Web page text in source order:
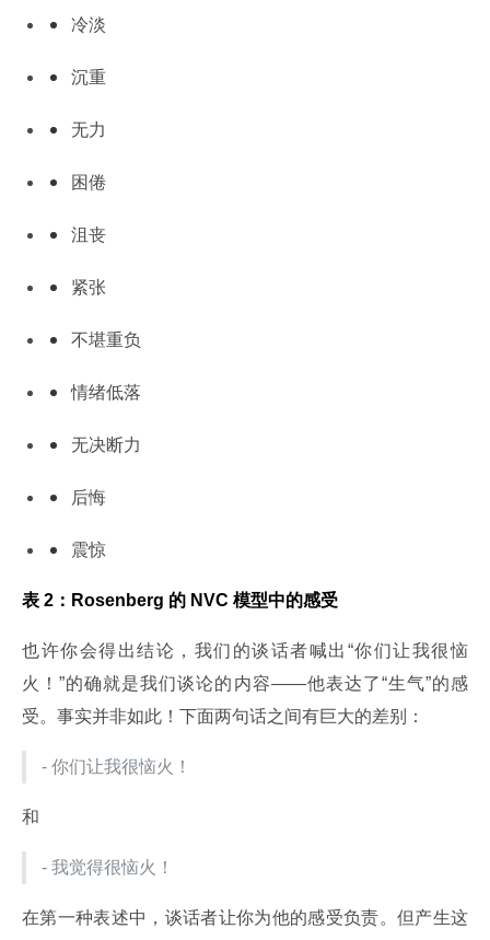
冷淡
沉重
无力
困倦
沮丧
紧张
不堪重负
情绪低落
无决断力
后悔
震惊
表 2：Rosenberg 的 NVC 模型中的感受
也许你会得出结论，我们的谈话者喊出“你们让我很恼
火！”的确就是我们谈论的内容——他表达了“生气”的感
受。事实并非如此！下面两句话之间有巨大的差别：
- 你们让我很恼火！
和
- 我觉得很恼火！
在第一种表述中，谈话者让你为他的感受负责。但产生这